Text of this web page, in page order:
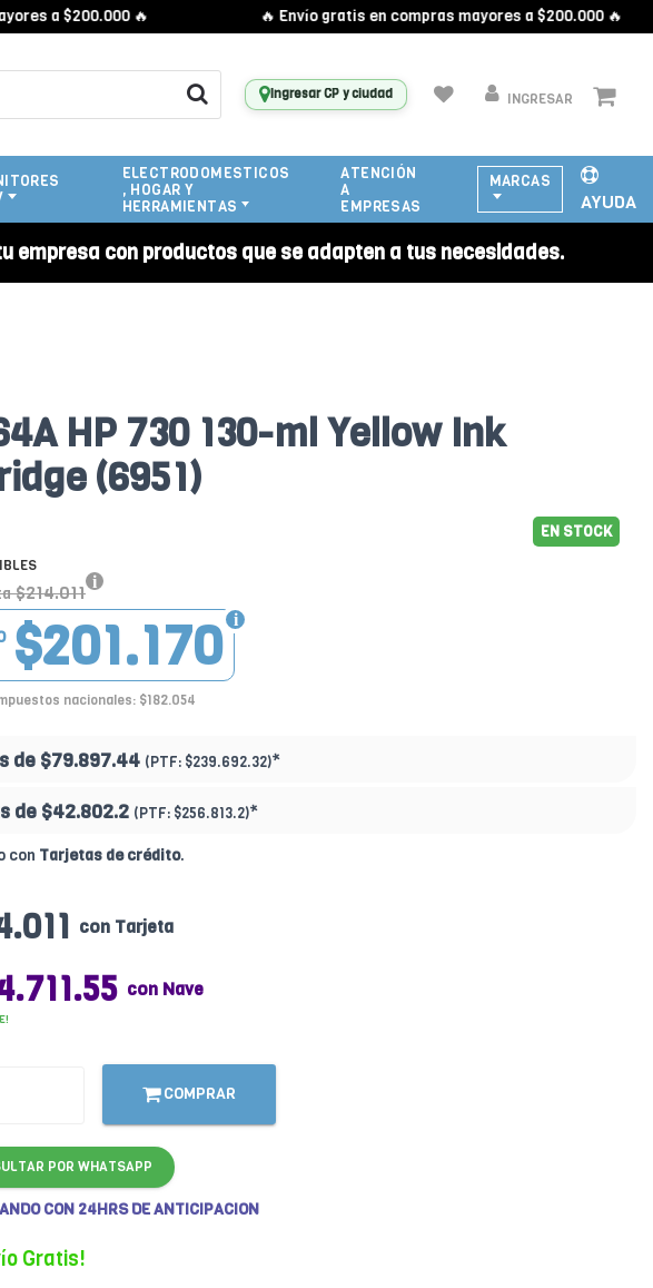
a $200.000 🔥 🔥 Envío gratis en compras mayores a $200.000 🔥
Ingresar CP y ciudad INGRESAR
ELECTRODOMESTICOS
, HOGAR Y
HERRAMIENTAS
ATENCIÓN
A
EMPRESAS
MARCAS
AYUDA
empresa con productos que se adapten a tus necesidades.
HP 730 130-ml Yellow Ink
(6951)
EN STOCK
$214.011
$201.170
nacionales: $182.054
de $79.897.44 (PTF: $239.692.32)*
de $42.802.2 (PTF: $256.813.2)*
con Tarjetas de crédito.
con Tarjeta
con Nave
COMPRAR
POR WHATSAPP
CON 24HRS DE ANTICIPACION
Gratis!